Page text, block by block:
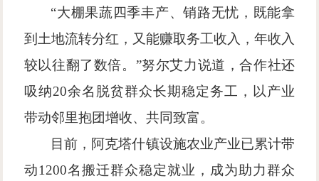
“大棚果蔬四季丰产、销路无忧，既能拿
到土地流转分红，又能赚取务工收入，年收入
较以往翻了数倍。”努尔艾力说道，合作社还
吸纳20余名脱贫群众长期稳定务工，以产业
带动邻里抱团增收、共同致富。
目前，阿克塔什镇设施农业产业已累计带
动1200名搬迁群众稳定就业，成为助力群众